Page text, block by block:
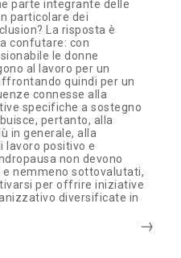
parte integrante delle
particolare dei
La risposta è
confutare: con
le donne
al lavoro per un
quindi per un
connesse alla
specifiche a sostegno
pertanto, alla
in generale, alla
lavoro positivo e
non devono
nemmeno sottovalutati,
per offrire iniziative
diversificate in